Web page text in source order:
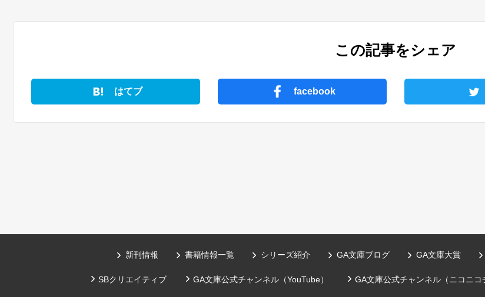
この記事をシェア
はてブ facebook
新刊情報 書籍情報一覧 シリーズ紹介 GA文庫ブログ GA文庫大賞
SBクリエイティブ GA文庫公式チャンネル（YouTube） GA文庫公式チャンネル（ニコニコ